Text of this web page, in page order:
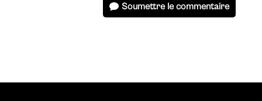
Soumettre le commentaire